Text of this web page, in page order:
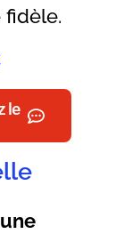
fidèle.
le